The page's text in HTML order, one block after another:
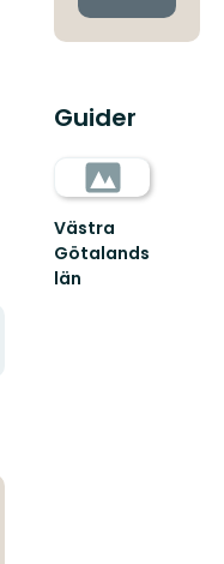
Guider
Västra
Götalands
län